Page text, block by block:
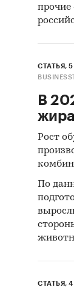
прочие
СТАТЬЯ,
В
Рост
По
СТАТЬЯ,